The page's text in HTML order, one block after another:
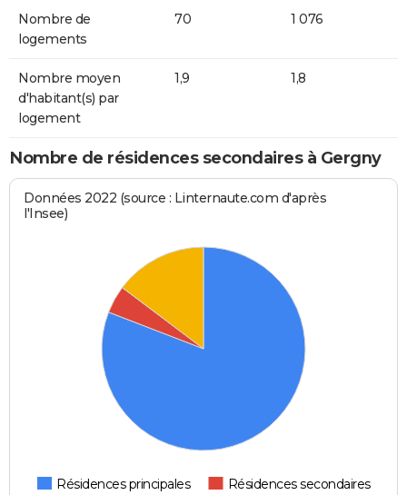
Nombre de
logements
70 1 076
Nombre moyen
d'habitant(s) par
logement
1,9 1,8
Nombre de résidences secondaires à Gergny
Données 2022 (source : Linternaute.com d'après
l'Insee)
Résidences principales
Résidences secondaires